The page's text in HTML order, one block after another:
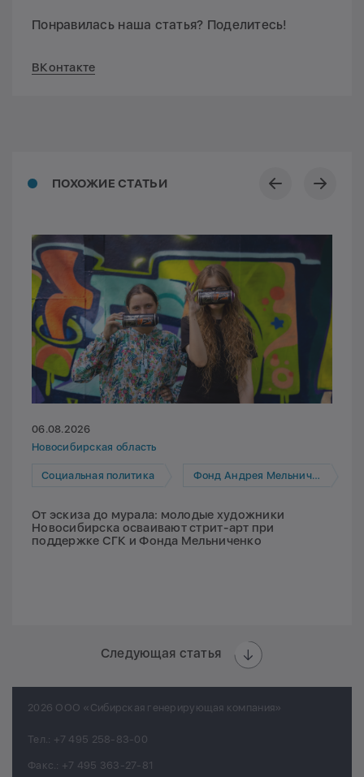
Понравилась наша статья? Поделитесь!
ВКонтакте
ПОХОЖИЕ СТАТЬИ
06.08.2026
Новосибирская область
Социальная политика Фонд Андрея Мельниченко
От эскиза до мурала: молодые художники
Новосибирска осваивают стрит-арт при
поддержке СГК и Фонда Мельниченко
Следующая статья
2026 ООО «Сибирская генерирующая компания»
Тел.: +7 495 258-83-00
Факс.: +7 495 363-27-81